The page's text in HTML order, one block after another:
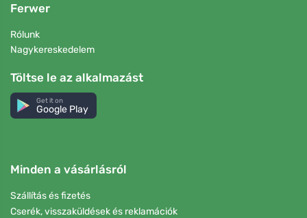
Ferwer
Rólunk
Nagykereskedelem
Töltse le az alkalmazást
Get it on
Google Play
Minden a vásárlásról
Szállítás és fizetés
Cserék, visszaküldések és reklamációk